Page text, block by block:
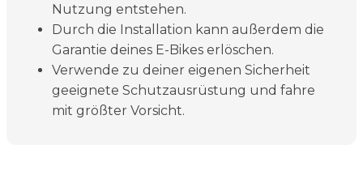
Nutzung entstehen.
Durch die Installation kann außerdem die
Garantie deines E-Bikes erlöschen.
Verwende zu deiner eigenen Sicherheit
geeignete Schutzausrüstung und fahre
mit größter Vorsicht.